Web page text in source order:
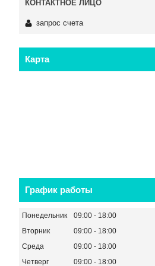
запрос счета
Карта
График работы
Понедельник 09:00
18:00
Вторник
09:00
18:00
Среда
09:00
18:00
Четверг
09:00
18:00